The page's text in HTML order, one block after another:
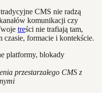
CMS nie radzą
komunikacji czy
treści nie trafiają tam,
czasie, formacie i kontekście.
przestarzałego CMS z